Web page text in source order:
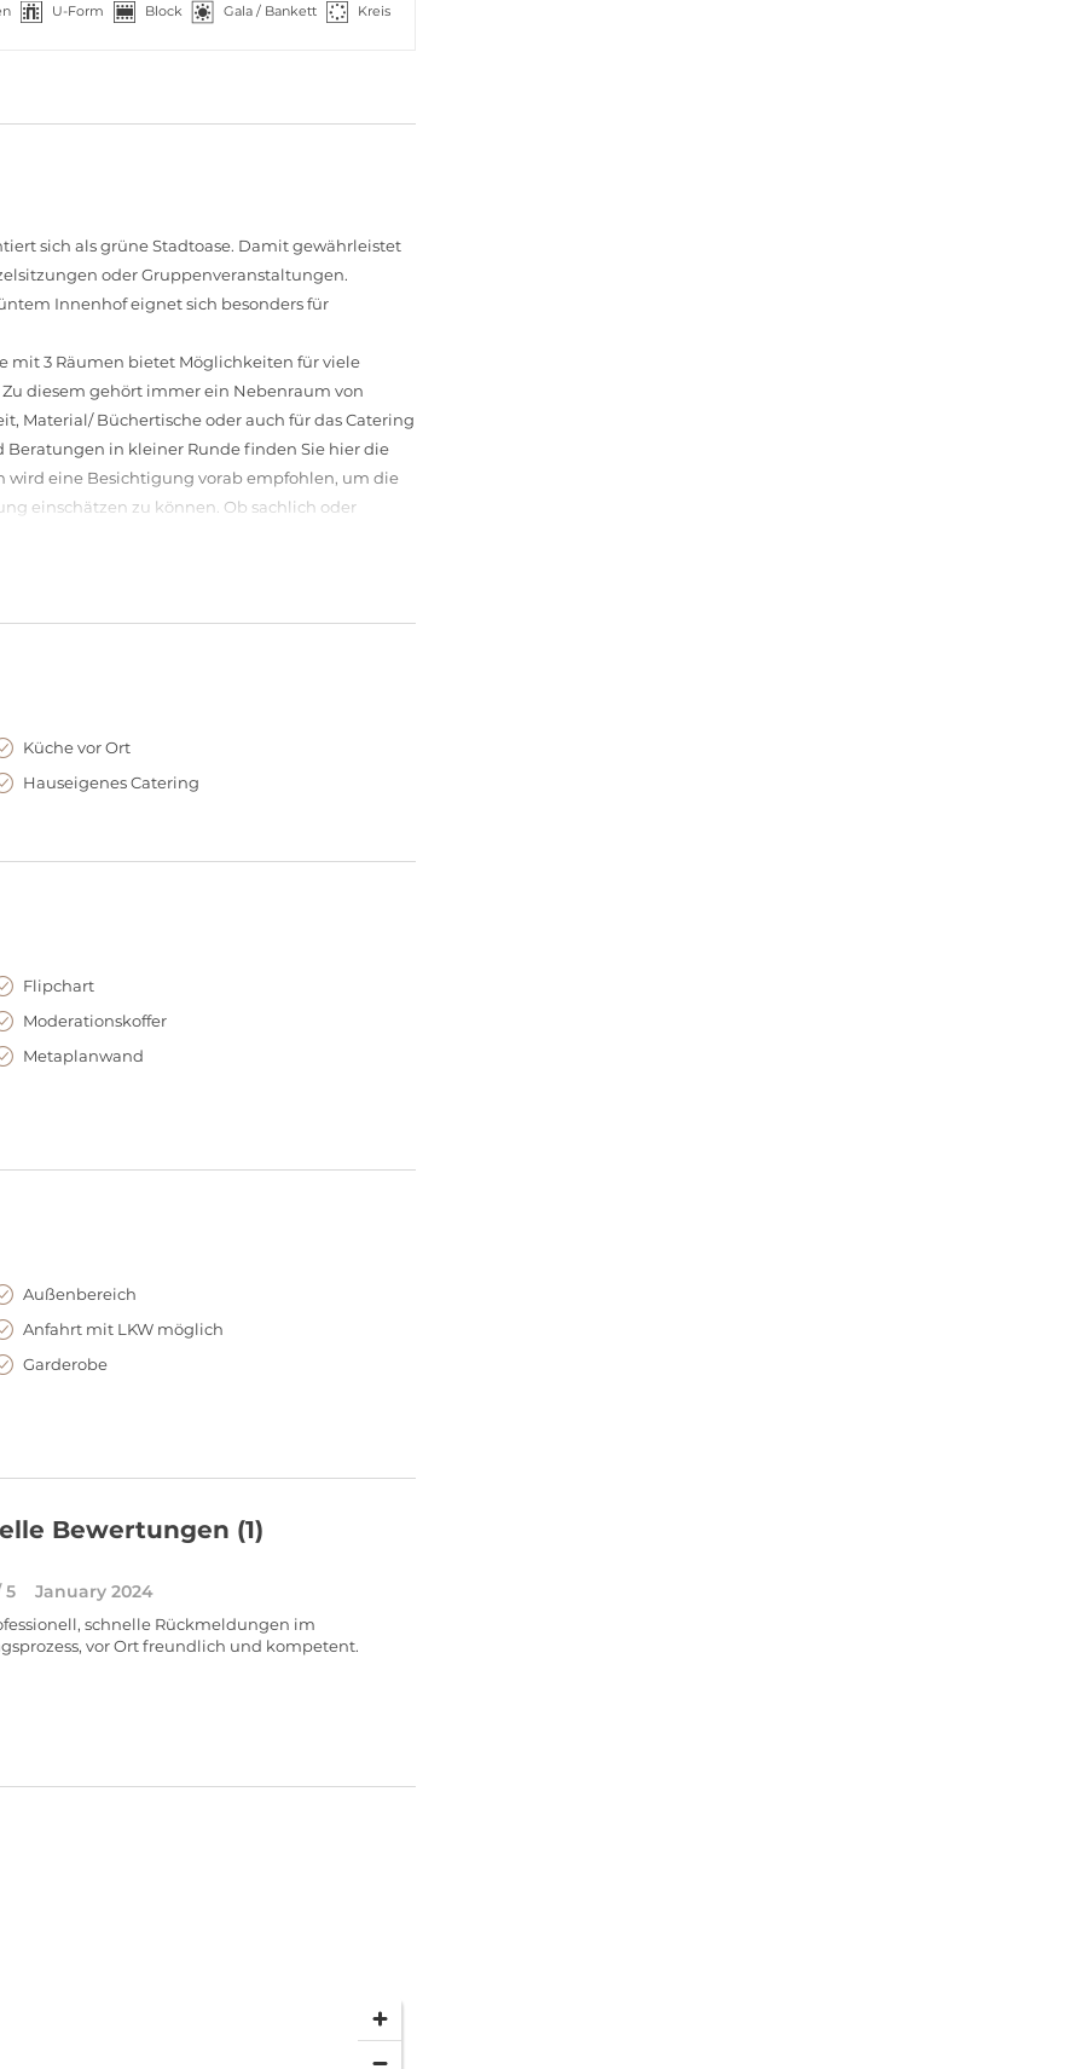
U-Form Block Gala / Bankett Kreis
sich als grüne Stadtoase. Damit gewährleistet
oder Gruppenveranstaltungen.
Innenhof eignet sich besonders für
mit 3 Räumen bietet Möglichkeiten für viele
diesem gehört immer ein Nebenraum von
Material/ Büchertische oder auch für das Catering
Beratungen in kleiner Runde finden Sie hier die
eine Besichtigung vorab empfohlen, um die
einschätzen zu können. Ob sachlich oder
Leipzig gestaltet mit Ihnen das passende
mit Kollegen im Haus ins Gespräch kommen.
Küche vor Ort
Hauseigenes Catering
Flipchart
Moderationskoffer
Metaplanwand
Außenbereich
Anfahrt mit LKW möglich
Garderobe
Bewertungen (1)
5 January 2024
schnelle Rückmeldungen im
vor Ort freundlich und kompetent.